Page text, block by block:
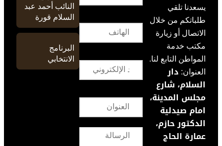
يسعدنا تلقي
طلباتكم من خلال
الاتصال أو زيارة
مكتب خدمة
المواطن التابع لنا.
العنوان: دار
السلام، شارع
مجلس المدينة،
امام صيدلية
الدكتور حازم،
عمارة الحاج
النائب أحمد عبد
السلام قورة
البرنامج
الانتخابي